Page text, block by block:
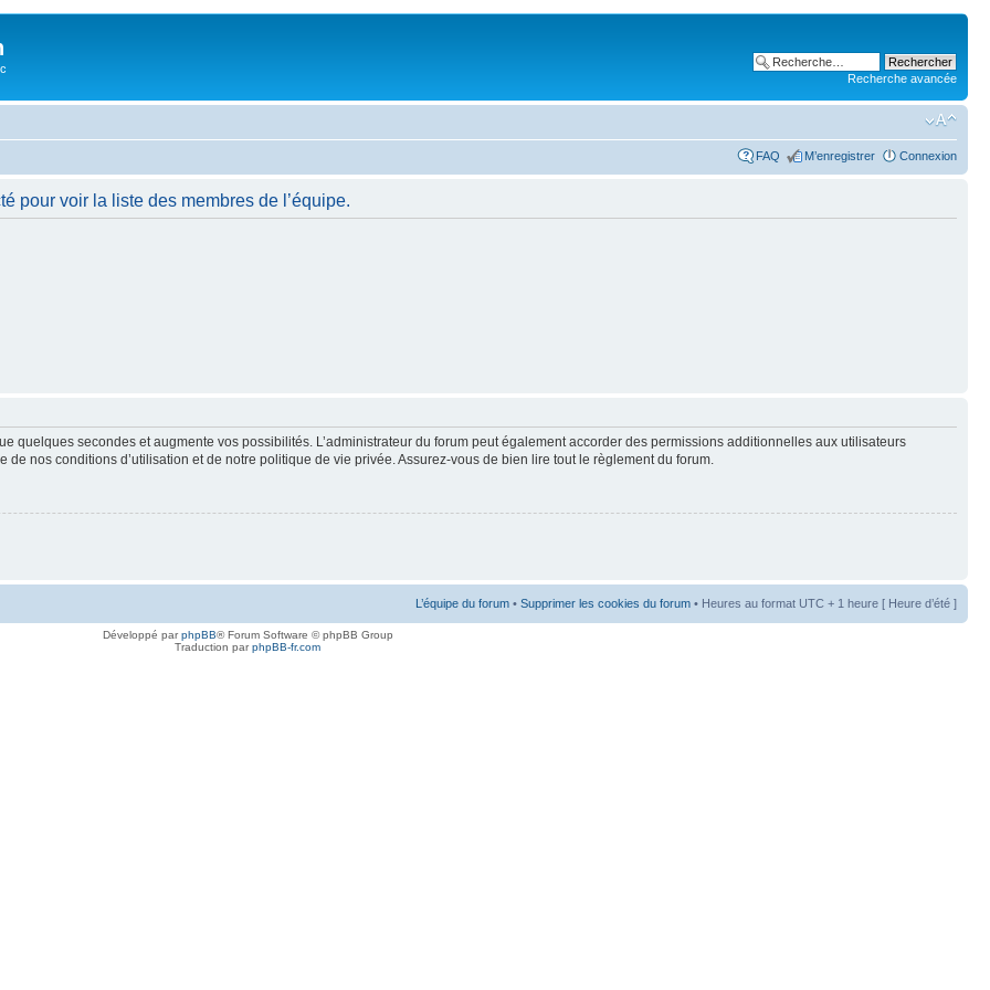
Recherche avancée
FAQ M’enregistrer Connexion
pour voir la liste des membres de l’équipe.
quelques secondes et augmente vos possibilités. L’administrateur du forum peut également accorder des permissions additionnelles aux utilisateurs
nos conditions d’utilisation et de notre politique de vie privée. Assurez-vous de bien lire tout le règlement du forum.
L’équipe du forum • Supprimer les cookies du forum • Heures au format UTC + 1 heure [ Heure d’été ]
Développé parphpBB® Forum Software © phpBB Group
Traduction parphpBB-fr.com